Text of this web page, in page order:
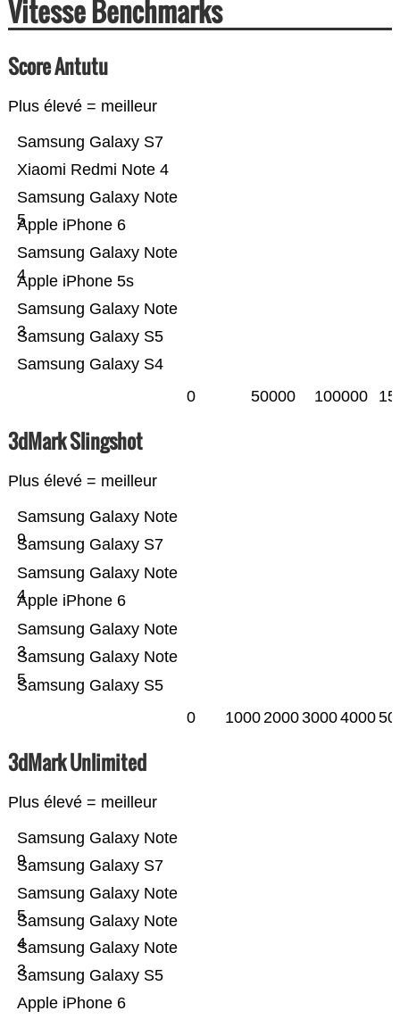
Vitesse Benchmarks
Score Antutu
Plus élevé = meilleur
Samsung Galaxy S4
Samsung Galaxy S5
Samsung Galaxy Note
3
Apple iPhone 5s
Samsung Galaxy Note
4
Apple iPhone 6
Samsung Galaxy Note
5
Xiaomi Redmi Note 4
Samsung Galaxy S7
0 50000 100000
3dMark Slingshot
Plus élevé = meilleur
Samsung Galaxy S5
Samsung Galaxy Note
5
Samsung Galaxy Note
3
Apple iPhone 6
Samsung Galaxy Note
4
Samsung Galaxy S7
Samsung Galaxy Note
9
0 1000200030004000
3dMark Unlimited
Plus élevé = meilleur
Apple iPhone 6
Samsung Galaxy S5
Samsung Galaxy Note
3
Samsung Galaxy Note
4
Samsung Galaxy Note
5
Samsung Galaxy S7
Samsung Galaxy Note
9